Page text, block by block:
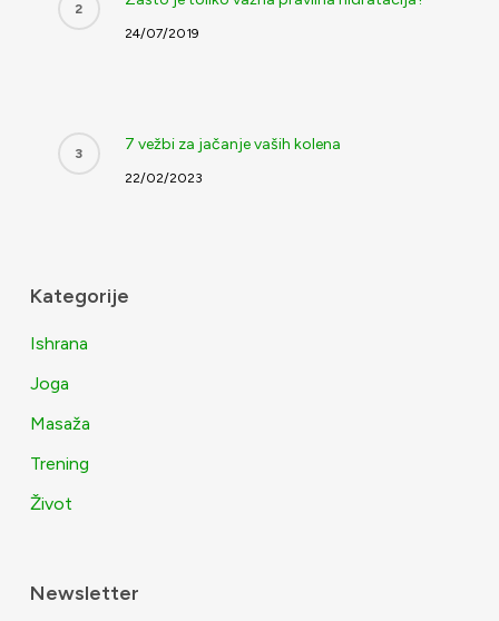
24/07/2019
7 vežbi za jačanje vaših kolena
22/02/2023
Kategorije
Ishrana
Joga
Masaža
Trening
Život
Newsletter